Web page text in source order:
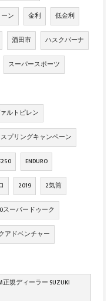
ーン 金利 低金利
酒田市 ハスクバーナ
スーパースポーツ
ルトピレン
スプリングキャンペーン
ENDURO
2019 2気筒
スーパードゥーク
アドベンチャー
正規ディーラー SUZUKI